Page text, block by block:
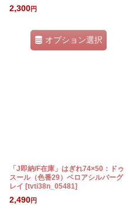
2,300円
オプション選択
「J即納/F在庫」はぎれ74×50：ドゥ
スール（色番29）ベロアシルバーグ
レイ [tvti38n_05481]
2,490円